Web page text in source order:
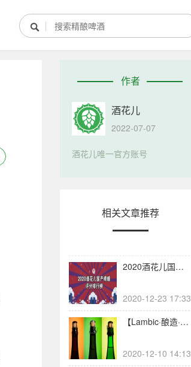

酿酒部落
酿酒知识
酿酒活动
酿酒故事
作者
酒花儿
2022-07-07
酒花儿唯一官方账号
相关文章推荐
2020酒花儿国产精酿评分排行榜！
2020-12-23 17:33
【Lambic·酿造·上】兰比克原料设备及糖化是怎样的？
2020-12-10 14:13